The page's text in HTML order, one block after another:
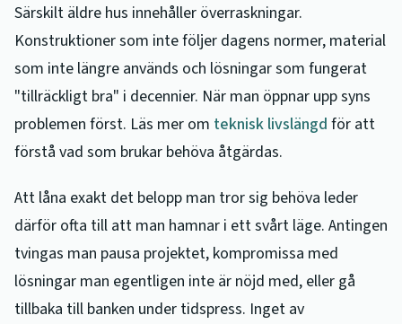
Särskilt äldre hus innehåller överraskningar.
Konstruktioner som inte följer dagens normer, material
som inte längre används och lösningar som fungerat
"tillräckligt bra" i decennier. När man öppnar upp syns
problemen först. Läs mer om teknisk livslängd för att
förstå vad som brukar behöva åtgärdas.
Att låna exakt det belopp man tror sig behöva leder
därför ofta till att man hamnar i ett svårt läge. Antingen
tvingas man pausa projektet, kompromissa med
lösningar man egentligen inte är nöjd med, eller gå
tillbaka till banken under tidspress. Inget av